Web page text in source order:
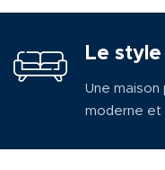
Le
Une maison
moderne et